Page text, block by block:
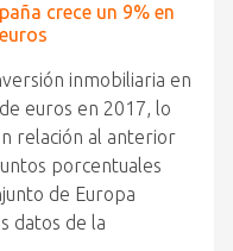
crece un 9% en
inmobiliaria en
euros en 2017, lo
relación al anterior
porcentuales
de Europa
datos de la